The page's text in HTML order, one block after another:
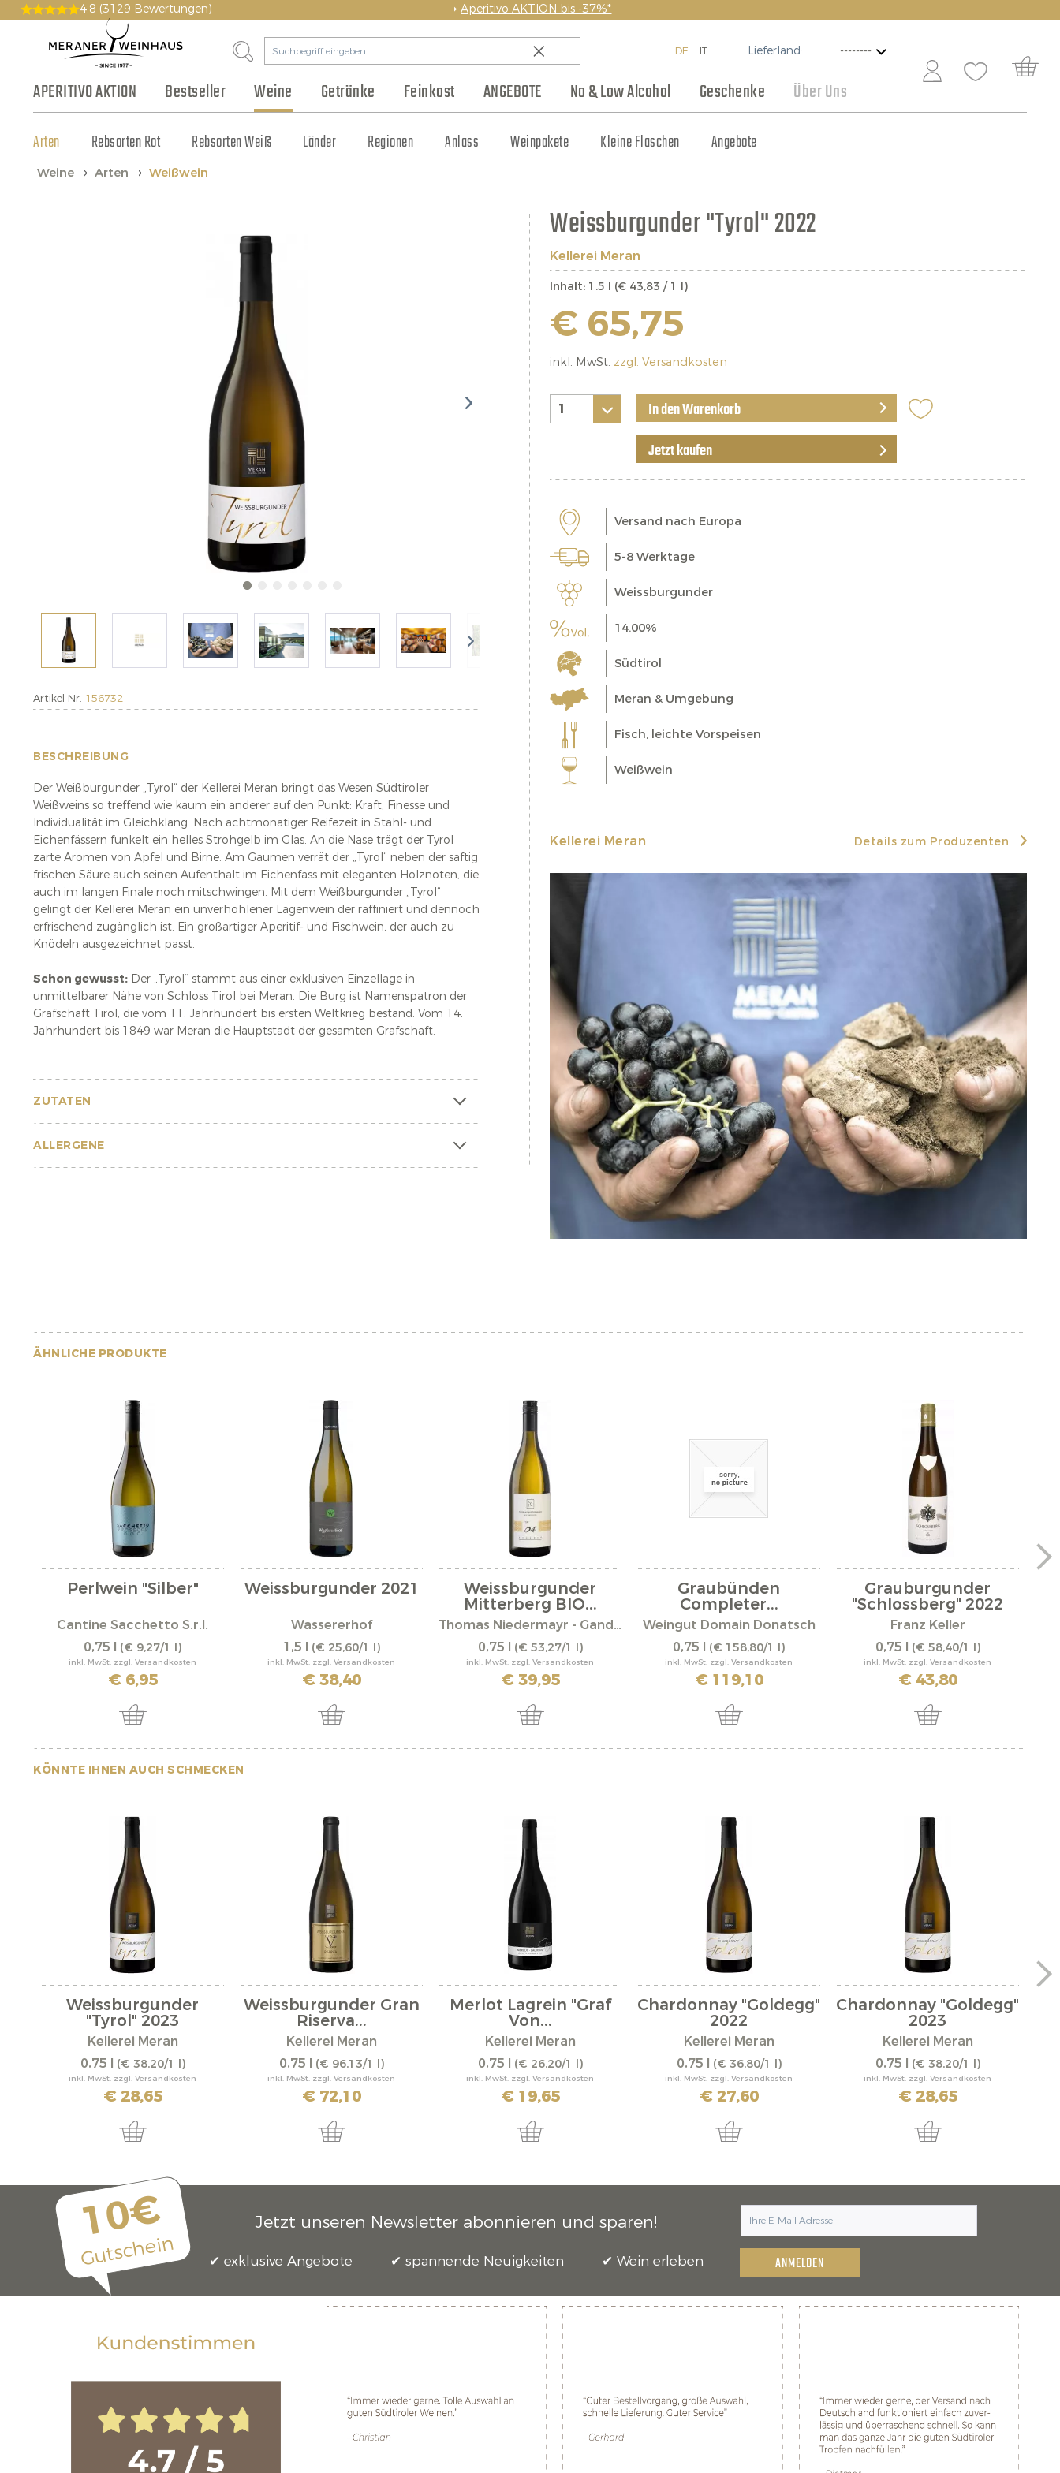
4.8 (3129 Bewertungen) ➝Aperitivo AKTION bis -37%*
DE IT Lieferland:
APERITIVO AKTION Bestseller Weine Getränke Feinkost ANGEBOTE No & Low Alcohol Geschenke Über Uns
Arten Rebsorten Rot Rebsorten Weiß Länder Regionen Anlass Weinpakete Kleine Flaschen Angebote
Bier & Cidre Fruchtsaft & Sirup Tonic & Cocktailzutaten
Wurst & Aufschnitt Käse Olivenöl & Balsamico Backwaren & Pasta Aufstriche & Chutneys Eingelegtes Schokolade
Pakete Gutscheine
Geschichte Philosophie Vinothek Großhandel Team Weinhaus Club Blog Hersteller Jobs
Weine Arten Weißwein
Artikel Nr. 156732
BESCHREIBUNG
Der Weißburgunder „Tyrol“ der Kellerei Meran bringt das Wesen Südtiroler
Weißweins so treffend wie kaum ein anderer auf den Punkt: Kraft, Finesse und
Individualität im Gleichklang. Nach achtmonatiger Reifezeit in Stahl- und
Eichenfässern funkelt ein helles Strohgelb im Glas. An die Nase trägt der Tyrol
zarte Aromen von Apfel und Birne. Am Gaumen verrät der „Tyrol“ neben der saftig
frischen Säure auch seinen Aufenthalt im Eichenfass mit eleganten Holznoten, die
auch im langen Finale noch mitschwingen. Mit dem Weißburgunder „Tyrol“
gelingt der Kellerei Meran ein unverhohlener Lagenwein der raffiniert und dennoch
erfrischend zugänglich ist. Ein großartiger Aperitif- und Fischwein, der auch zu
Knödeln ausgezeichnet passt.
Schon gewusst: Der „Tyrol“ stammt aus einer exklusiven Einzellage in
unmittelbarer Nähe von Schloss Tirol bei Meran. Die Burg ist Namenspatron der
Grafschaft Tirol, die vom 11. Jahrhundert bis ersten Weltkrieg bestand. Vom 14.
Jahrhundert bis 1849 war Meran die Hauptstadt der gesamten Grafschaft.
ZUTATEN
ALLERGENE
Weissburgunder "Tyrol" 2022
Kellerei Meran
Inhalt: 1.5 l (€ 43,83 / 1 l)
€ 65,75
inkl. MwSt. zzgl. Versandkosten
In den Warenkorb
Jetzt kaufen
Versand nach Europa
5-8 Werktage
Weissburgunder
14.00%
Südtirol
Meran & Umgebung
Fisch, leichte Vorspeisen
Weißwein
Kellerei Meran Details zum Produzenten
ÄHNLICHE PRODUKTE
Perlwein "Silber"
Cantine Sacchetto S.r.l.
0,75 l (€ 9,27/1 l)
inkl. MwSt. zzgl. Versandkosten
€ 6,95
Weissburgunder 2021
Wassererhof
1,5 l (€ 25,60/1 l)
inkl. MwSt. zzgl. Versandkosten
€ 38,40
Weissburgunder
Mitterberg BIO...
Thomas Niedermayr - Gandberg
0,75 l (€ 53,27/1 l)
inkl. MwSt. zzgl. Versandkosten
€ 39,95
Graubünden
Completer...
Weingut Domain Donatsch
0,75 l (€ 158,80/1 l)
inkl. MwSt. zzgl. Versandkosten
€ 119,10
Grauburgunder
"Schlossberg" 2022
Franz Keller
0,75 l (€ 58,40/1 l)
inkl. MwSt. zzgl. Versandkosten
€ 43,80
KÖNNTE IHNEN AUCH SCHMECKEN
Weissburgunder
"Tyrol" 2023
Kellerei Meran
0,75 l (€ 38,20/1 l)
inkl. MwSt. zzgl. Versandkosten
€ 28,65
Weissburgunder Gran
Riserva...
Kellerei Meran
0,75 l (€ 96,13/1 l)
inkl. MwSt. zzgl. Versandkosten
€ 72,10
Merlot Lagrein "Graf
Von...
Kellerei Meran
0,75 l (€ 26,20/1 l)
inkl. MwSt. zzgl. Versandkosten
€ 19,65
Chardonnay "Goldegg"
2022
Kellerei Meran
0,75 l (€ 36,80/1 l)
inkl. MwSt. zzgl. Versandkosten
€ 27,60
Chardonnay "Goldegg"
2023
Kellerei Meran
0,75 l (€ 38,20/1 l)
inkl. MwSt. zzgl. Versandkosten
€ 28,65
10€
Gutschein
Jetzt unseren Newsletter abonnieren und sparen!
exklusive Angebote spannende Neuigkeiten Wein erleben ANMELDEN